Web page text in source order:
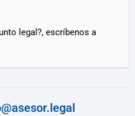
legal?, escríbenos a